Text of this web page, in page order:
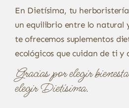
En Dietísima, tu
un equilibrio entre lo natural
te ofrecemos suplementos
ecológicos que cuidan de ti y
Gracias por elegir
elegir Dietísima.